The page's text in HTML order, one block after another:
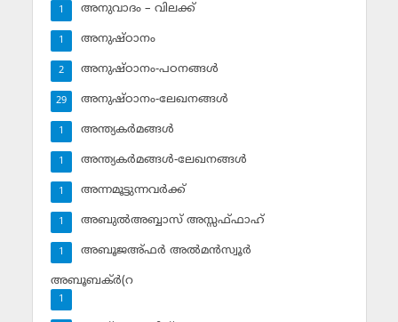
അനുവാദം – വിലക്ക്‌
1
അനുഷ്ഠാനം
1
അനുഷ്ഠാനം-പഠനങ്ങള്‍
2
അനുഷ്ഠാനം-ലേഖനങ്ങള്‍
29
അന്ത്യകര്‍മങ്ങള്‍
1
അന്ത്യകര്‍മങ്ങള്‍-ലേഖനങ്ങള്‍
1
അന്നമൂട്ടുന്നവര്‍ക്ക്
1
അബുല്‍അബ്ബാസ് അസ്സഫ്ഫാഹ്‌
1
അബൂജഅ്ഫര്‍ അല്‍മന്‍സ്വൂര്‍
1
അബൂബക്ര്‍(റ
1